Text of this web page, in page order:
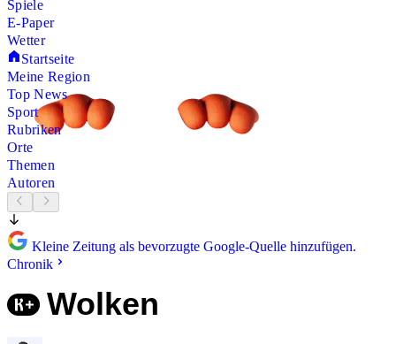
Spiele
E-Paper
Wetter
Startseite
Meine Region
Top News
Sport
Rubriken
Orte
Themen
Autoren
Kleine Zeitung als bevorzugte Google-Quelle hinzufügen.
Chronik
Wolken